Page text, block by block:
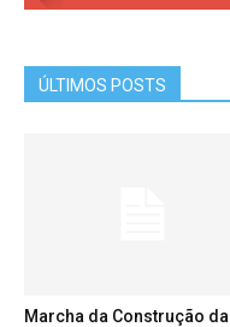
ÚLTIMOS POSTS
Marcha da Construção da